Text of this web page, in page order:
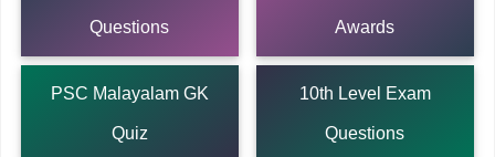
Questions Awards
PSC Malayalam GK
Quiz
10th Level Exam
Questions